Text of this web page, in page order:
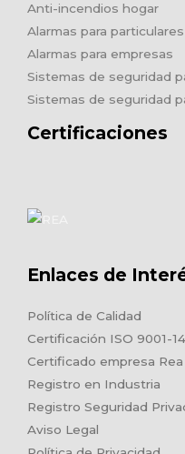
Anti-incendios hogar
Alarmas para particulares
Alarmas para empresas
Sistemas de seguridad
Sistemas de seguridad
Certificaciones
Enlaces de
Política de Calidad
Certificación ISO 9001-
Certificado empresa Rea
Registro en Industria
Registro Seguridad
Aviso Legal